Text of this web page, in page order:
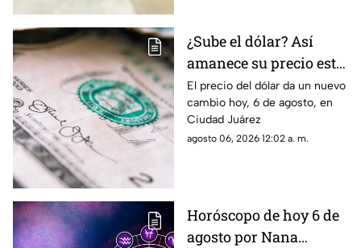
¿Sube el dólar? Así
amanece su precio este
jueves en Ciudad
Juárez
El precio del dólar da un nuevo
cambio hoy, 6 de agosto, en
Ciudad Juárez
agosto 06, 2026 12:02 a. m.
Horóscopo de hoy 6 de
agosto por Nana